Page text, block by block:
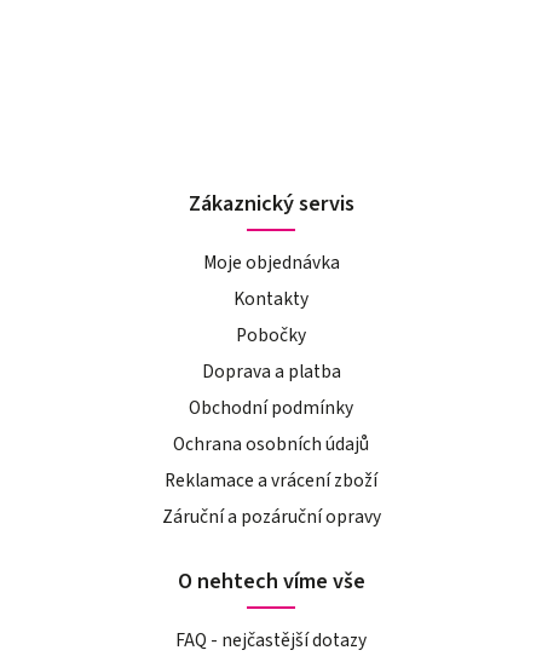
Zákaznický servis
Moje objednávka
Kontakty
Pobočky
Doprava a platba
Obchodní podmínky
Ochrana osobních údajů
Reklamace a vrácení zboží
Záruční a pozáruční opravy
O nehtech víme vše
FAQ - nejčastější dotazy